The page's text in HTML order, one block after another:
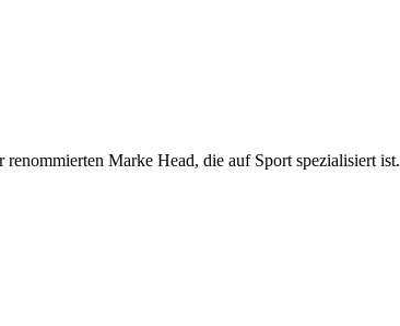
Marke Head, die auf Sport spezialisiert ist.